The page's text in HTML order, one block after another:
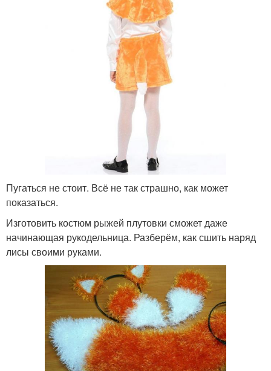
Пугаться не стоит. Всё не так страшно, как может
показаться.
Изготовить костюм рыжей плутовки сможет даже
начинающая рукодельница. Разберём, как сшить наряд
лисы своими руками.